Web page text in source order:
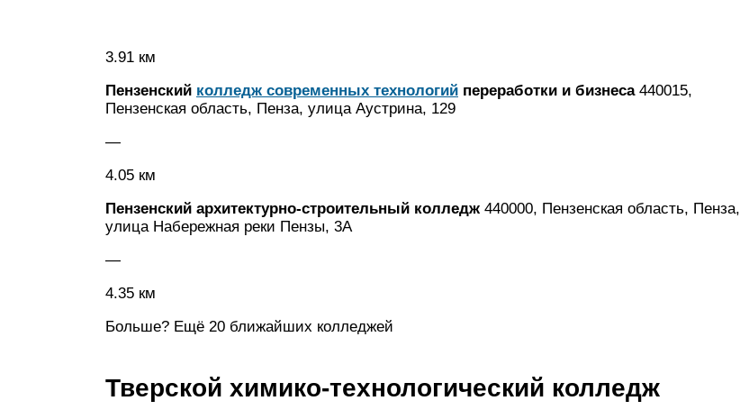
3.91 км
Пензенский колледж современных технологий переработки и бизнеса440015,
Пензенская область, Пенза, улица Аустрина, 129
—
4.05 км
Пензенский архитектурно-строительный колледж 440000, Пензенская область, Пенза,
улица Набережная реки Пензы, 3А
—
4.35 км
Больше? Ещё 20 ближайших колледжей
Тверской химико-технологический колледж